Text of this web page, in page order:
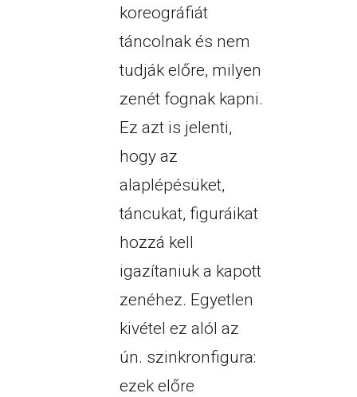
koreográfiát
táncolnak és nem
tudják előre, milyen
zenét fognak kapni.
Ez azt is jelenti,
hogy az
alaplépésüket,
táncukat, figuráikat
hozzá kell
igazítaniuk a kapott
zenéhez. Egyetlen
kivétel ez alól az
ún. szinkronfigura:
ezek előre